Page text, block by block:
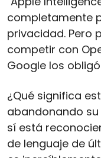
completamente
privacidad. Pero
competir con
Google los
¿Qué significa
abandonando
sí está
de lenguaje de